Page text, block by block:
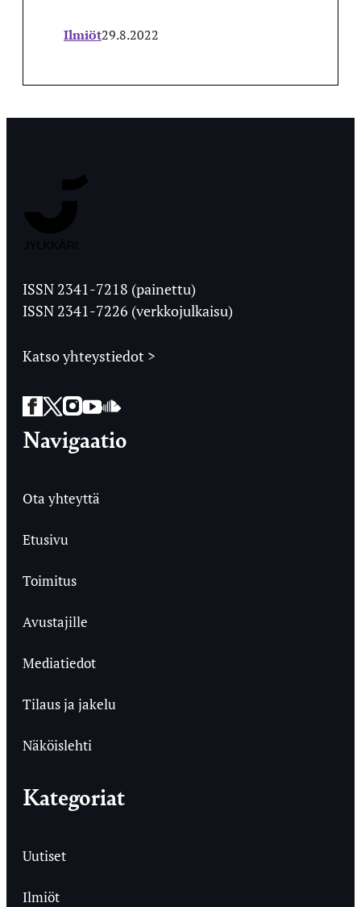
Ilmiöt29.8.2022
Ylioppilaslehti
ISSN 2341-7218 (painettu)
ISSN 2341-7226 (verkkojulkaisu)
Katso yhteystiedot >
Facebook
Twitter
Instagram
YouTube
SoundCloud
Navigaatio
Ota yhteyttä
Etusivu
Toimitus
Avustajille
Mediatiedot
Tilaus ja jakelu
Näköislehti
Kategoriat
Uutiset
Ilmiöt